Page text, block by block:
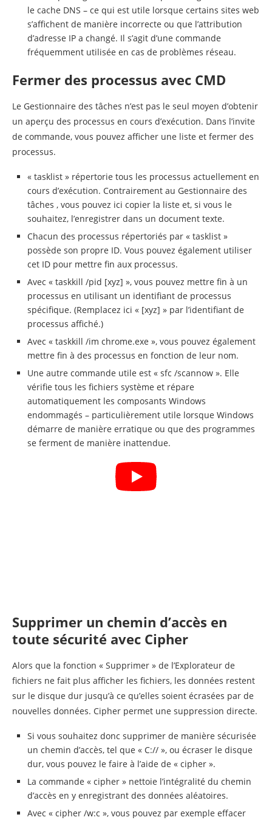
le cache DNS – ce qui est utile lorsque certains sites web
s’affichent de manière incorrecte ou que l’attribution
d’adresse IP a changé. Il s’agit d’une commande
fréquemment utilisée en cas de problèmes réseau.
Fermer des processus avec CMD
Le Gestionnaire des tâches n’est pas le seul moyen d’obtenir
un aperçu des processus en cours d’exécution. Dans l’invite
de commande, vous pouvez afficher une liste et fermer des
processus.
« tasklist » répertorie tous les processus actuellement en
cours d’exécution. Contrairement au Gestionnaire des
tâches , vous pouvez ici copier la liste et, si vous le
souhaitez, l’enregistrer dans un document texte.
Chacun des processus répertoriés par « tasklist »
possède son propre ID. Vous pouvez également utiliser
cet ID pour mettre fin aux processus.
Avec « taskkill /pid [xyz] », vous pouvez mettre fin à un
processus en utilisant un identifiant de processus
spécifique. (Remplacez ici « [xyz] » par l’identifiant de
processus affiché.)
Avec « taskkill /im chrome.exe », vous pouvez également
mettre fin à des processus en fonction de leur nom.
Une autre commande utile est « sfc /scannow ». Elle
vérifie tous les fichiers système et répare
automatiquement les composants Windows
endommagés – particulièrement utile lorsque Windows
démarre de manière erratique ou que des programmes
se ferment de manière inattendue.
Supprimer un chemin d’accès en
toute sécurité avec Cipher
Alors que la fonction « Supprimer » de l’Explorateur de
fichiers ne fait plus afficher les fichiers, les données restent
sur le disque dur jusqu’à ce qu’elles soient écrasées par de
nouvelles données. Cipher permet une suppression directe.
Si vous souhaitez donc supprimer de manière sécurisée
un chemin d’accès, tel que « C:// », ou écraser le disque
dur, vous pouvez le faire à l’aide de « cipher ».
La commande « cipher » nettoie l’intégralité du chemin
d’accès en y enregistrant des données aléatoires.
Avec « cipher /w:c », vous pouvez par exemple effacer